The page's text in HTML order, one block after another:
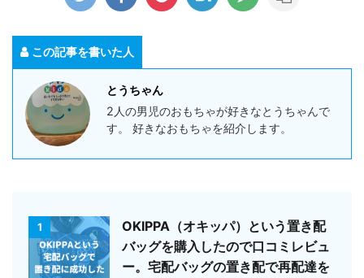
この記事を書いた人
とうちゃん
2人の男児のおもちゃが好きなとうちゃんで
す。 好きなおもちゃを紹介します。
1
OKIPPA（オキッパ）という置き配
バッグを購入したので口コミレビュ
ー。宅配バッグの置き配で再配達を